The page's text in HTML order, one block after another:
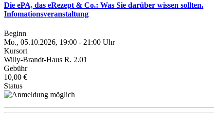
Die ePA, das eRezept & Co.: Was Sie darüber wissen sollten.
Infomationsveranstaltung
Beginn
Mo., 05.10.2026, 19:00 - 21:00 Uhr
Kursort
Willy-Brandt-Haus R. 2.01
Gebühr
10,00 €
Status